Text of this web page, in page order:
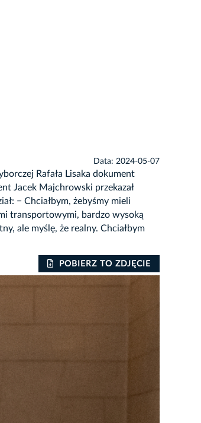
Data: 2024-05-07
Rafała Lisaka dokument
Jacek Majchrowski przekazał
− Chciałbym, żebyśmy mieli
transportowymi, bardzo wysoką
ale myślę, że realny. Chciałbym
POBIERZ TO ZDJĘCIE